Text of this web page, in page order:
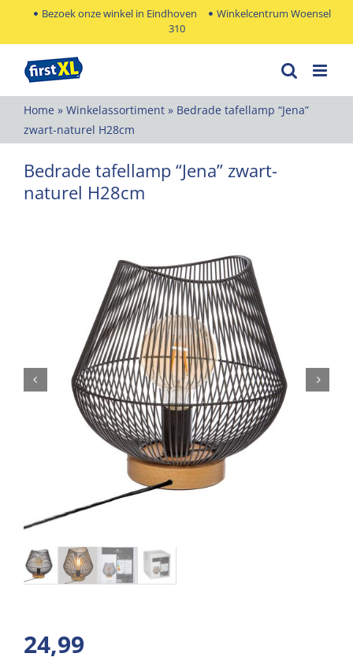
Bezoek onze winkel in Eindhoven
Winkelcentrum Woensel
310
Home » Winkelassortiment » Bedrade tafellamp “Jena”
zwart-naturel H28cm
Bedrade tafellamp “Jena” zwart-
naturel H28cm
24,99